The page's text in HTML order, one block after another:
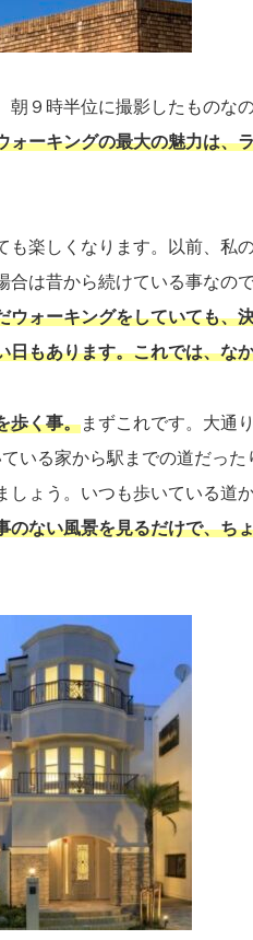
９時半位に撮影したものな
ォーキングの最大の魅力は、
楽しくなります。以前、私
は昔から続けている事なの
ォーキングをしていても、
もあります。これでは、な
歩く事。まずこれです。大通
いる家から駅までの道だっ
ょう。いつも歩いている道
のない風景を見るだけで、ち